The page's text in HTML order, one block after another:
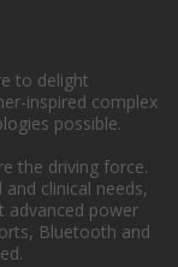
to delight
inspired complex
possible.
the driving force.
clinical needs,
advanced power
Bluetooth and